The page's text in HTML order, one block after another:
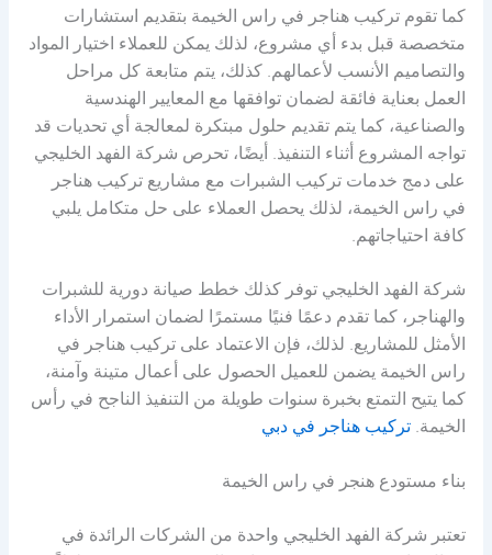
كما تقوم تركيب هناجر في راس الخيمة بتقديم استشارات
متخصصة قبل بدء أي مشروع، لذلك يمكن للعملاء اختيار المواد
والتصاميم الأنسب لأعمالهم. كذلك، يتم متابعة كل مراحل
العمل بعناية فائقة لضمان توافقها مع المعايير الهندسية
والصناعية، كما يتم تقديم حلول مبتكرة لمعالجة أي تحديات قد
تواجه المشروع أثناء التنفيذ. أيضًا، تحرص شركة الفهد الخليجي
على دمج خدمات تركيب الشبرات مع مشاريع تركيب هناجر
في راس الخيمة، لذلك يحصل العملاء على حل متكامل يلبي
كافة احتياجاتهم.
شركة الفهد الخليجي توفر كذلك خطط صيانة دورية للشبرات
والهناجر، كما تقدم دعمًا فنيًا مستمرًا لضمان استمرار الأداء
الأمثل للمشاريع. لذلك، فإن الاعتماد على تركيب هناجر في
راس الخيمة يضمن للعميل الحصول على أعمال متينة وآمنة،
كما يتيح التمتع بخبرة سنوات طويلة من التنفيذ الناجح في رأس
الخيمة. تركيب هناجر في دبي
بناء مستودع هنجر في راس الخيمة
تعتبر شركة الفهد الخليجي واحدة من الشركات الرائدة في